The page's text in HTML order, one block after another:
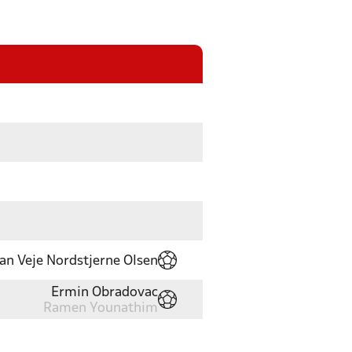
Veje Nordstjerne Olsen
Ermin Obradovac
Ramen Younathim